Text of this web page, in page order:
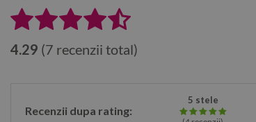
4.29 (7 recenzii total)
Recenzii dupa rating:
5 stele